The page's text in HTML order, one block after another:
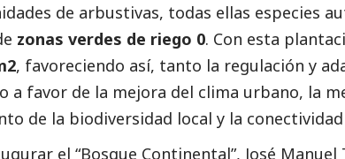
de arbustivas, todas ellas especies
zonas verdes de riego 0. Con esta
, favoreciendo así, tanto la regulación y
a favor de la mejora del clima urbano, la
de la biodiversidad local y la
el “Bosque Continental”, José